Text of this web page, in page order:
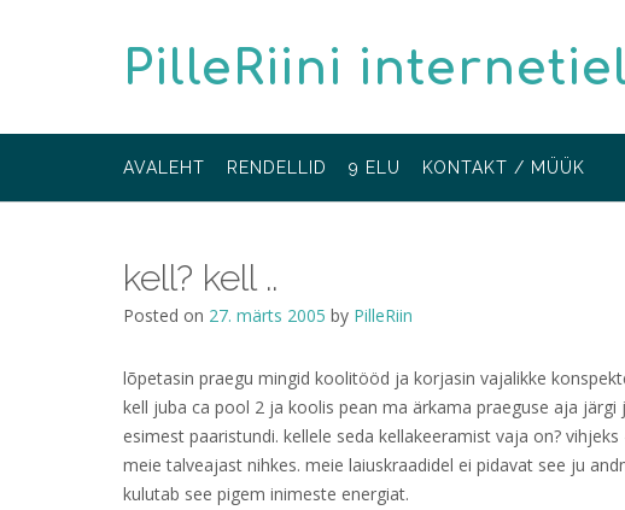
PilleRiini
AVALEHT RENDELLID 9 ELU KONTAKT / MÜÜK
kell? kell ..
Posted on 27. märts 2005 by PilleRiin
lõpetasin praegu mingid koolitööd ja korjasin vajalikke
kell juba ca pool 2 ja koolis pean ma ärkama praeguse aja
esimest paaristundi. kellele seda kellakeeramist vaja on?
meie talveajast nihkes. meie laiuskraadidel ei pidavat see ju
kulutab see pigem inimeste energiat.